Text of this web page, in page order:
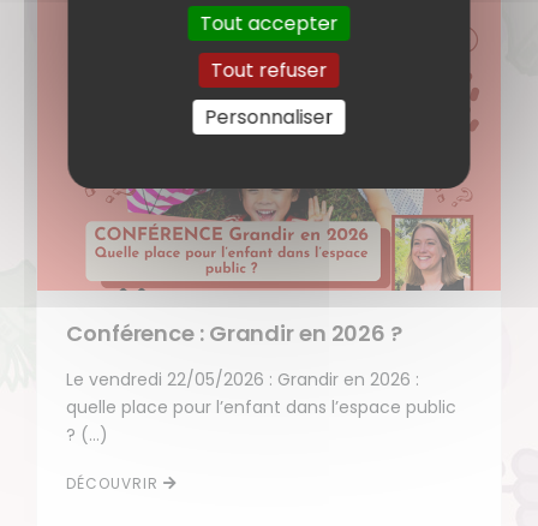
Conférence : Grandir en 2026 ?
Le vendredi 22/05/2026 : Grandir en 2026 :
quelle place pour l’enfant dans l’espace public
? (…)
DÉCOUVRIR
Tout accepter
Tout refuser
Personnaliser